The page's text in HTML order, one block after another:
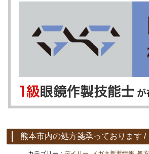
熊本市内の処方箋承っております